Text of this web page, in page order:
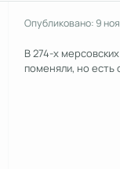
Опубликовано:9
В 274-х
поменяли, но есть